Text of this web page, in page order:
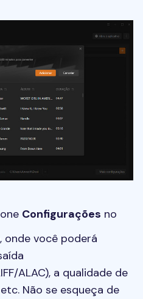
Configurações no
onde você poderá
ALAC), a qualidade de
Não se esqueça de